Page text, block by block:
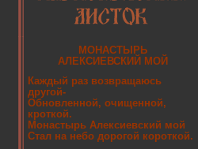
МОНАСТЫРЬ
АЛЕКСИЕВСКИЙ МОЙ
Каждый раз возвращаюсь
другой-
Обновленной, очищенной,
кроткой.
Монастырь Алексиевский мой
Стал на небо дорогой короткой.